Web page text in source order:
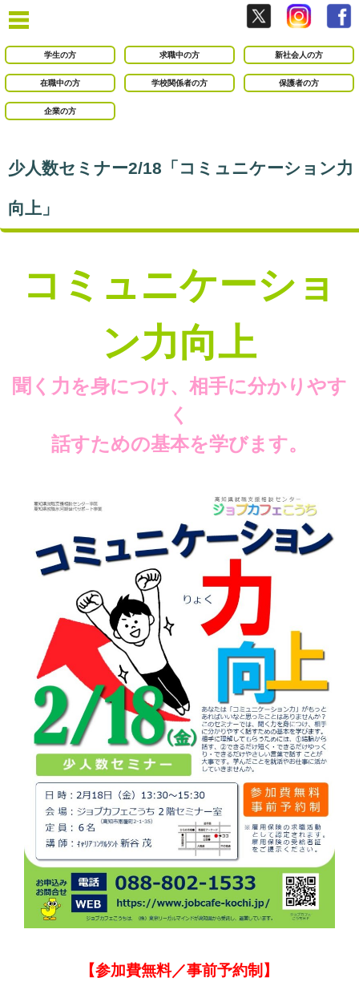
学生の方 求職中の方 新社会人の方
在職中の方 学校関係者の方 保護者の方
企業の方
少人数セミナー2/18「コミュニケーション力
向上」
コミュニケーショ
ン力向上
聞く力を身につけ、相手に分かりやす
く
話すための基本を学びます。
【参加費無料／事前予約制】